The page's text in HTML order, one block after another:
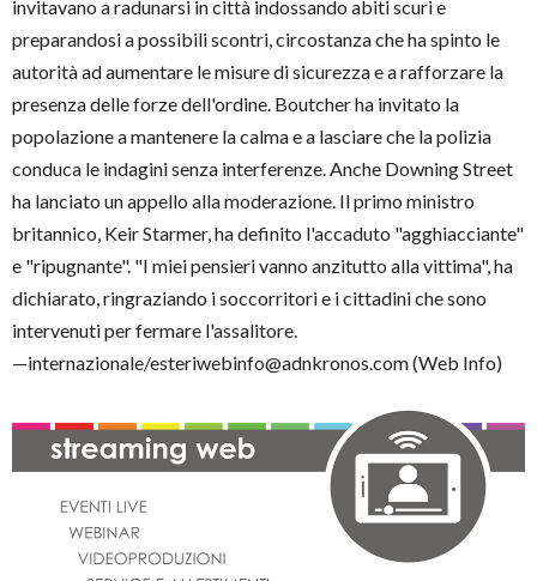
invitavano a radunarsi in città indossando abiti scuri e
preparandosi a possibili scontri, circostanza che ha spinto le
autorità ad aumentare le misure di sicurezza e a rafforzare la
presenza delle forze dell'ordine. Boutcher ha invitato la
popolazione a mantenere la calma e a lasciare che la polizia
conduca le indagini senza interferenze. Anche Downing Street
ha lanciato un appello alla moderazione. Il primo ministro
britannico, Keir Starmer, ha definito l'accaduto "agghiacciante"
e "ripugnante". "I miei pensieri vanno anzitutto alla vittima", ha
dichiarato, ringraziando i soccorritori e i cittadini che sono
intervenuti per fermare l'assalitore.
—internazionale/esteriwebinfo@adnkronos.com (Web Info)